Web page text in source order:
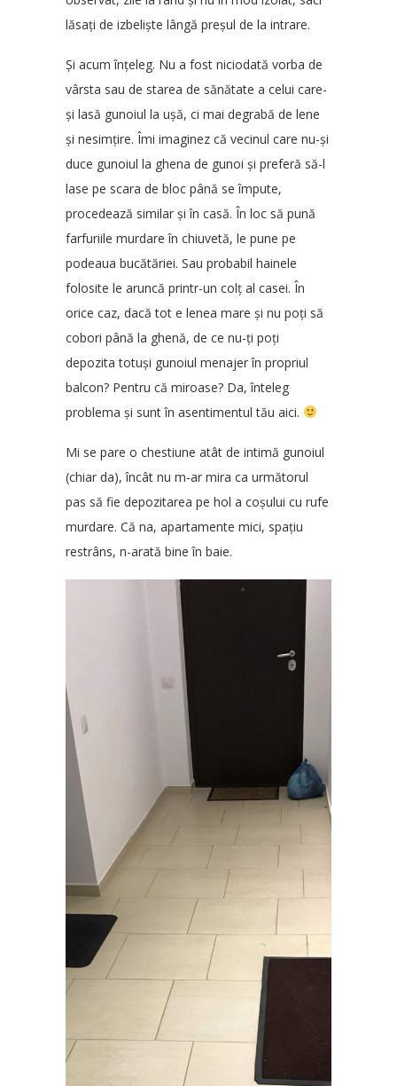
lăsați de izbeliște lângă preșul de la intrare.
Și acum înțeleg. Nu a fost niciodată vorba de
vârsta sau de starea de sănătate a celui care-
și lasă gunoiul la ușă, ci mai degrabă de lene
și nesimțire. Îmi imaginez că vecinul care nu-și
duce gunoiul la ghena de gunoi și preferă să-l
lase pe scara de bloc până se împute,
procedează similar și în casă. În loc să pună
farfuriile murdare în chiuvetă, le pune pe
podeaua bucătăriei. Sau probabil hainele
folosite le aruncă printr-un colț al casei. În
orice caz, dacă tot e lenea mare și nu poți să
cobori până la ghenă, de ce nu-ți poți
depozita totuși gunoiul menajer în propriul
balcon? Pentru că miroase? Da, înteleg
problema și sunt în asentimentul tău aici.
Mi se pare o chestiune atât de intimă gunoiul
(chiar da), încât nu m-ar mira ca următorul
pas să fie depozitarea pe hol a coșului cu rufe
murdare. Că na, apartamente mici, spațiu
restrâns, n-arată bine în baie.